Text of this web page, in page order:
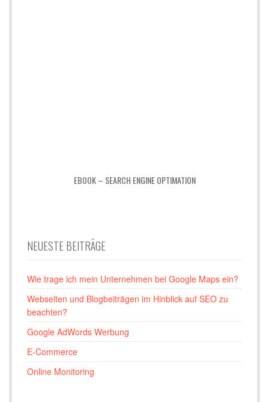
EBOOK – SEARCH ENGINE OPTIMATION
NEUESTE BEITRÄGE
Wie trage ich mein Unternehmen bei Google Maps ein?
Webseiten und Blogbeiträgen im Hinblick auf SEO zu
beachten?
Google AdWords Werbung
E-Commerce
Online Monitoring